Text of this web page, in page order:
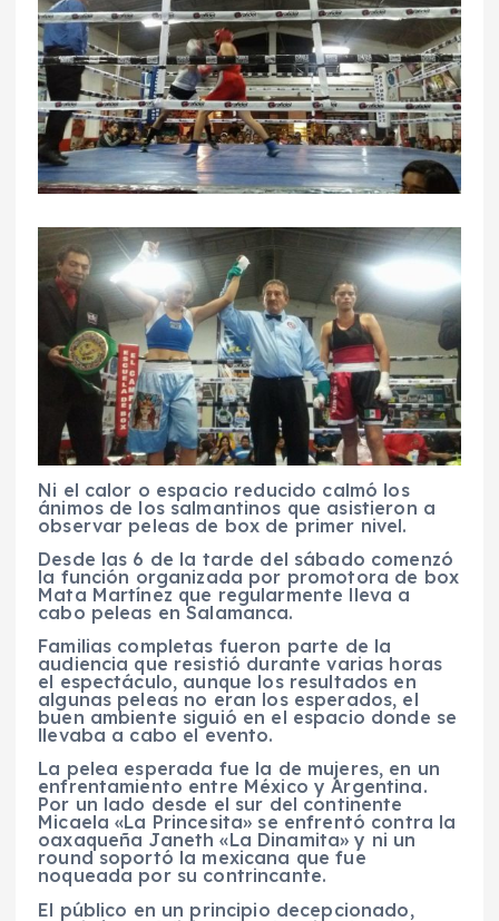
Ni el calor o espacio reducido calmó los
ánimos de los salmantinos que asistieron a
observar peleas de box de primer nivel.
Desde las 6 de la tarde del sábado comenzó
la función organizada por promotora de box
Mata Martínez que regularmente lleva a
cabo peleas en Salamanca.
Familias completas fueron parte de la
audiencia que resistió durante varias horas
el espectáculo, aunque los resultados en
algunas peleas no eran los esperados, el
buen ambiente siguió en el espacio donde se
llevaba a cabo el evento.
La pelea esperada fue la de mujeres, en un
enfrentamiento entre México y Argentina.
Por un lado desde el sur del continente
Micaela «La Princesita» se enfrentó contra la
oaxaqueña Janeth «La Dinamita» y ni un
round soportó la mexicana que fue
noqueada por su contrincante.
El público en un principio decepcionado,